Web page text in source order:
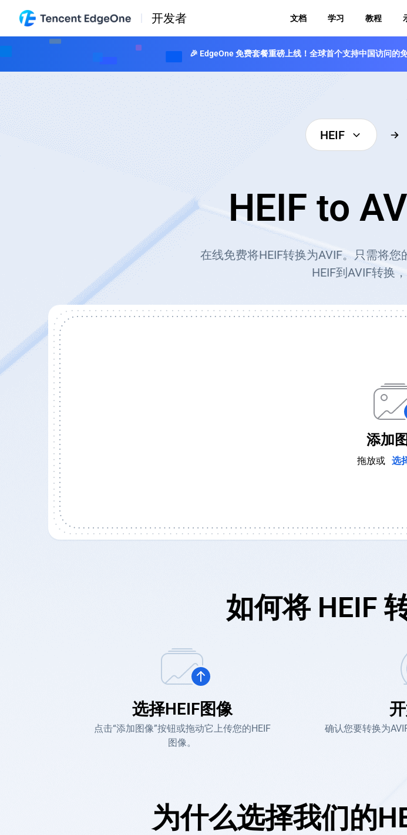
开发者 文档 学习 教程
🎉 EdgeOne 免费套餐重磅上线！全球首个支持中国访问的
HEIF
HEIF to
在线免费将HEIF转换为AVIF。只需将
HEIF到AVIF转换
添加
拖放或 选
如何将 HEIF
选择HEIF图像
点击“添加图像”按钮或拖动它上传您的HEIF
图像。
确认您要转换为
为什么选择我们的